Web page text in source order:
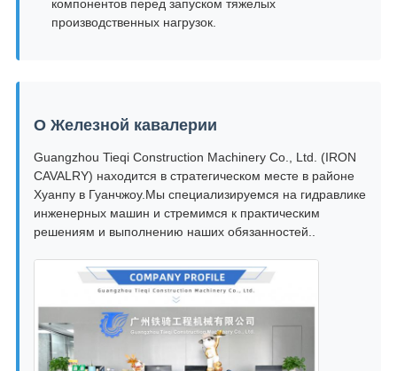
компонентов перед запуском тяжелых
производственных нагрузок.
О Железной кавалерии
Guangzhou Tieqi Construction Machinery Co., Ltd. (IRON
CAVALRY) находится в стратегическом месте в районе
Хуанпу в Гуанчжоу.Мы специализируемся на гидравлике
инженерных машин и стремимся к практическим
решениям и выполнению наших обязанностей..